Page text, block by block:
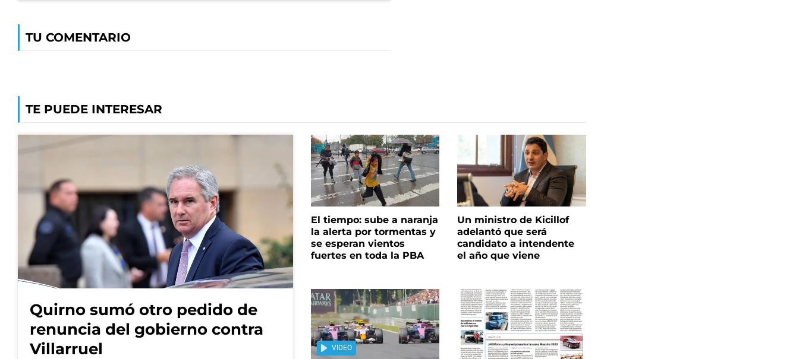
TU COMENTARIO
TE PUEDE INTERESAR
Quirno sumó otro pedido de
renuncia del gobierno contra
Villarruel
El tiempo: sube a naranja
la alerta por tormentas y
se esperan vientos
fuertes en toda la PBA
Un ministro de Kicillof
adelantó que será
candidato a intendente
el año que viene
VIDEO